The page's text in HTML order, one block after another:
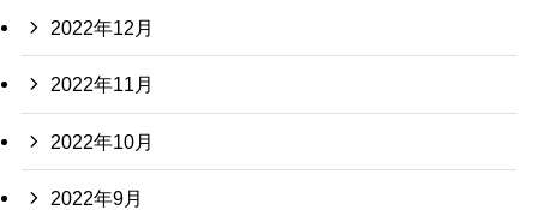
2022年12月
2022年11月
2022年10月
2022年9月